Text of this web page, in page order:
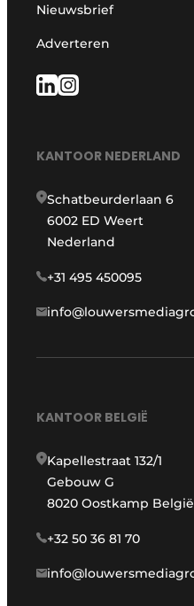
Nieuwsbrief
Adverteren
KANTOOR NEDERLAND
Schatbeurderlaan 6
6002 ED Weert
Nederland
+31 495 450095
KANTOOR BELGIË
Kapellestraat 132/1
Gebouw G
8020 Oostkamp België
+32 50 36 81 70